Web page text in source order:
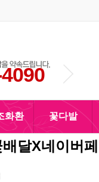
화환 꽃다발
달X네이버